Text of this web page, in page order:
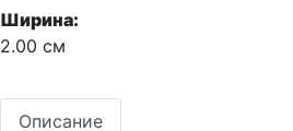
Ширина:
2.00 см
Описание